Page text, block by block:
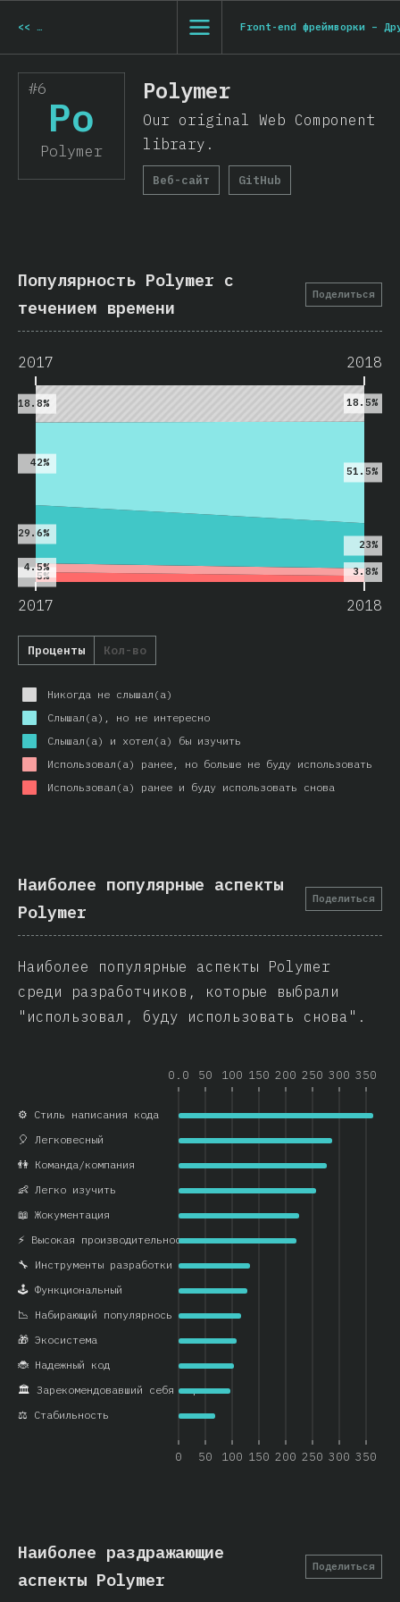
<<
Front-end фреймворки - Ember Front-end фреймворки –
#6
Po
Polymer
Polymer
Our original Web Component
library.
Веб-сайт GitHub
Популярность Polymer с
течением времени
Поделиться
2017 2018
2017 2018
5%
4.5% 3.8%
29.6%
23%
42%
51.5%
18.8% 18.5%
Проценты Кол-во
Никогда не слышал(а)
Слышал(а), но не интересно
Слышал(а) и хотел(а) бы изучить
Использовал(а) ранее, но больше не буду использовать
Использовал(а) ранее и буду использовать снова
Наиболее популярные аспекты
Polymer
Поделиться
Наиболее популярные аспекты Polymer
среди разработчиков, которые выбрали
"использовал, буду использовать снова".
0.0 50 100 150 200 250 300 350
0 50 100 150 200 250 300 350
⚖️ Стабильность
🏛️ Зарекомендовавший себя вариант
🐞 Надежный код
🎁 Экосистема
📉 Набирающий популярнось
🕹️ Функциональный
🔧 Инструменты разработки
⚡ Высокая производительность
📖 Жокументация
👶 Легко изучить
👫 Команда/компания
🎈 Легковесный
⚙️ Стиль написания кода
Наиболее раздражающие
аспекты Polymer
Поделиться